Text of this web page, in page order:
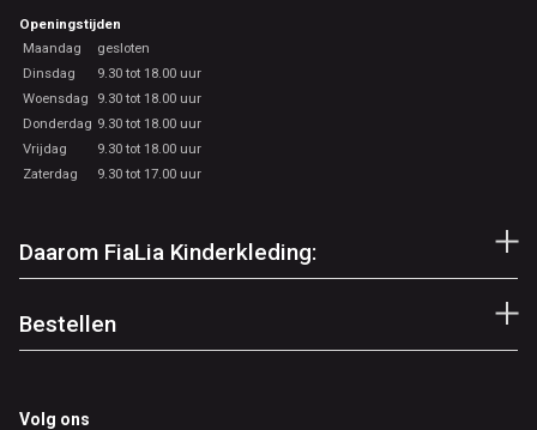
Openingstijden
Maandag
gesloten
Dinsdag
9.30 tot 18.00 uur
Woensdag
9.30 tot 18.00 uur
Donderdag 9.30 tot 18.00 uur
Vrijdag
9.30 tot 18.00 uur
Zaterdag
9.30 tot 17.00 uur
Daarom FiaLia Kinderkleding:
Bestellen
Volg ons